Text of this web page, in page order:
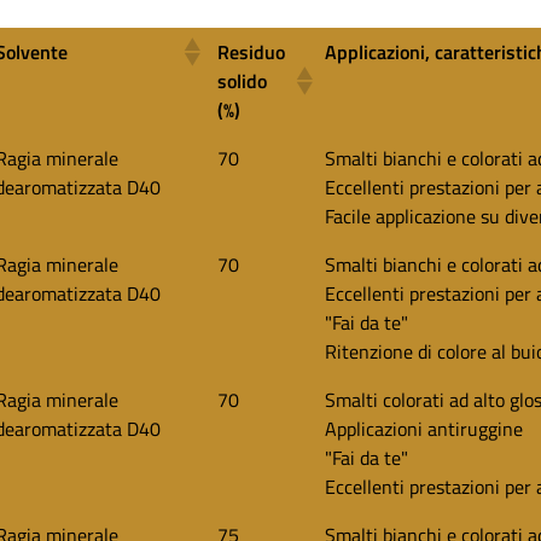
Residuo
solido
(%)
Applicazioni,
Residuo
Applicazioni,
minerale
D40
70
Smalti bianchi e colorati
Eccellenti prestazioni per
Facile applicazione su
minerale
D40
70
Smalti bianchi e colorati
Eccellenti prestazioni per
"Fai da te"
Ritenzione di colore al
minerale
D40
70
Smalti colorati ad alto
Applicazioni antiruggine
"Fai da te"
Eccellenti prestazioni per
minerale
75
Smalti bianchi e colorati